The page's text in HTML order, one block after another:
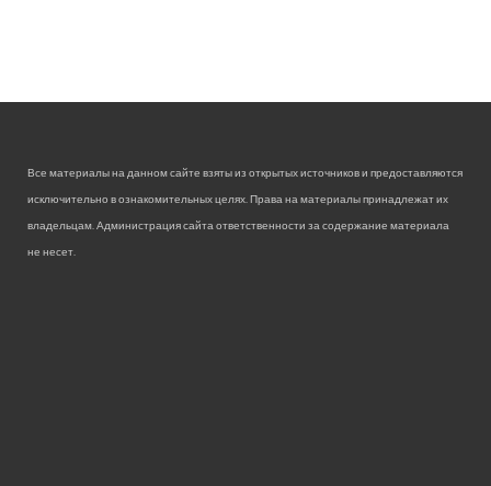
Все материалы на данном сайте взяты из открытых источников и предоставляются
исключительно в ознакомительных целях. Права на материалы принадлежат их
владельцам. Администрация сайта ответственности за содержание материала
не несет.